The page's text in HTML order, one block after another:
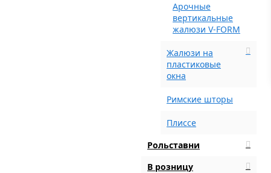
Арочные
вертикальные
жалюзи V-FORM
Жалюзи на
пластиковые
окна
Римские шторы
Плиссе
Рольставни
В розницу